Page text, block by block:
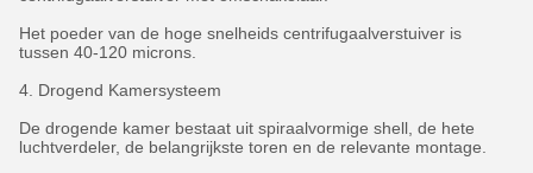
Het poeder van de hoge snelheids centrifugaalverstuiver is
tussen 40-120 microns.
4. Drogend Kamersysteem
De drogende kamer bestaat uit spiraalvormige shell, de hete
luchtverdeler, de belangrijkste toren en de relevante montage.